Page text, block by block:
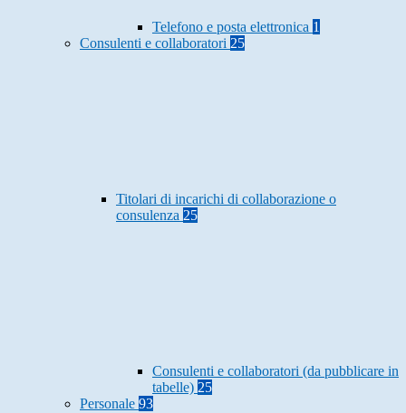
Telefono e posta elettronica 1
Consulenti e collaboratori 25
Titolari di incarichi di collaborazione o
consulenza 25
Consulenti e collaboratori (da pubblicare in
tabelle) 25
Personale 93